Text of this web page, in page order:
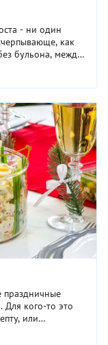
- ни один
как
бульона, между
праздничные
Для кого-то это
или
...